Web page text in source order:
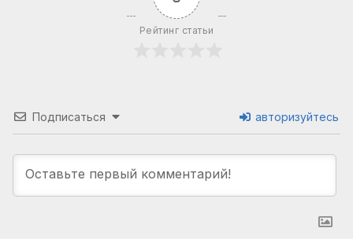
Рейтинг статьи
Подписаться авторизуйтесь